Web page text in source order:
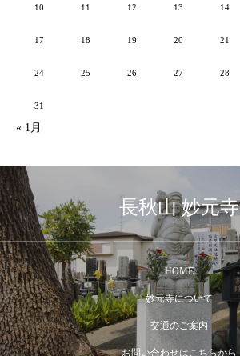
10 11 12 13 14
17 18 19 20 21
24 25 26 27 28
31
« 1月
長秋山 妙元寺
HOME
妙元寺について
交通のご案内
お問い合わせはこちらから